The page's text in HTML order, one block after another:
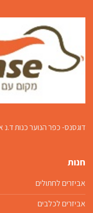
דוגסנס- כפר הנוער כנותד.נ
חנות
אביזרים לחתולים
אביזרים לכלבים